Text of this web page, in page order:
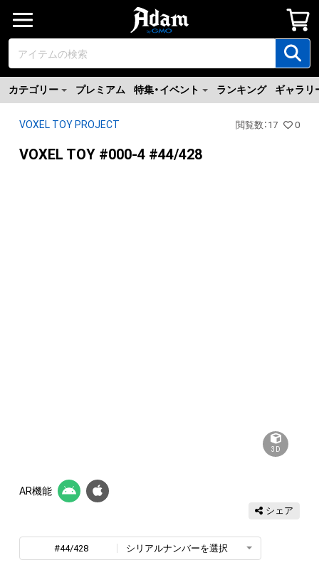
カテゴリー プレミアム 特集・イベント ランキング ギャラリ
VOXEL TOY PROJECT 閲覧数 ： 17 0
VOXEL TOY #000-4 #44/428
3D
AR機能
シェア
#44/428 シリアルナンバーを選択